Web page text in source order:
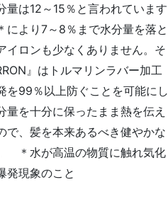
量は12～15％と言われています
により7～8％まで水分量を落と
イロンも少なくありません。そ
』はトルマリンラバー加工
を99％以上防ぐことを可能にし
量を十分に保ったまま熱を伝え
で、髪を本来あるべき健やかな
＊水が高温の物質に触れ気化
発現象のこと